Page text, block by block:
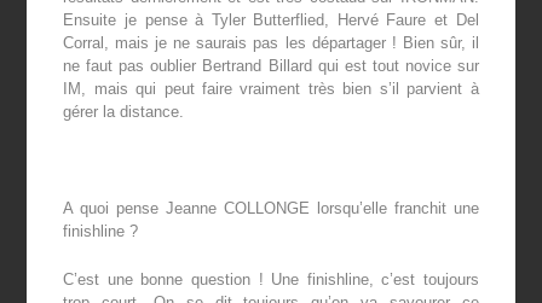
Ensuite je pense à Tyler Butterflied, Hervé Faure et Del
Corral, mais je ne saurais pas les départager ! Bien sûr, il
ne faut pas oublier Bertrand Billard qui est tout novice sur
IM, mais qui peut faire vraiment très bien s’il parvient à
gérer la distance.
A quoi pense Jeanne COLLONGE lorsqu’elle franchit une
finishline ?
C’est une bonne question ! Une finishline, c’est toujours